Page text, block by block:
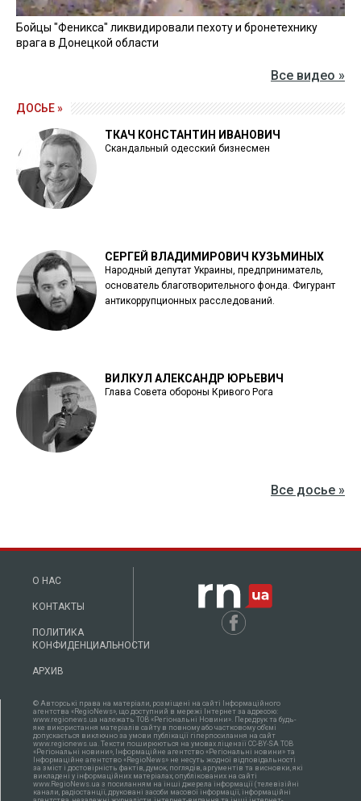
Бойцы "Феникса" ликвидировали пехоту и бронетехнику
врага в Донецкой области
Все видео »
ДОСЬЕ »
ТКАЧ КОНСТАНТИН ИВАНОВИЧ
Скандальный одесский бизнесмен
СЕРГЕЙ ВЛАДИМИРОВИЧ КУЗЬМИНЫХ
Народный депутат Украины, предприниматель,
основатель благотворительного фонда. Фигурант
антикоррупционных расследований.
ВИЛКУЛ АЛЕКСАНДР ЮРЬЕВИЧ
Глава Совета обороны Кривого Рога
Все досье »
О НАС
КОНТАКТЫ
ПОЛИТИКА
КОНФИДЕНЦИАЛЬНОСТИ
АРХИВ
© Авторські права на матеріали, розміщені на сайті Інформаційного
агентства «RegioNews», що доступний в мережі Інтернет за адресою:
www.regionews.ua належать ТОВ «Регіональні Новини». Передрук та будь-
яке використання матеріалів сайту в повному або частковому об'ємі
допускається виключно за умови публікації гіперпосилання на сайт
www.regionews.ua. Тексти поширюються нa умовах ліцензії CC-BY-SA ТОВ
«Регіональні новини», Інформаційне агентство «Регіональні новини» та
Інформаційне агентство «RegioNews» не несуть жодної відповідальності
за зміст і достовірність фактів, думок, поглядів, аргументів та висновки, які
викладені у інформаційних матеріалах, опублікованих на сайті
www.RegioNews.ua з посиланням на інші джерела інформації (телевізійні
канали, радіостанції, друковані засоби масової інформації, інформаційні